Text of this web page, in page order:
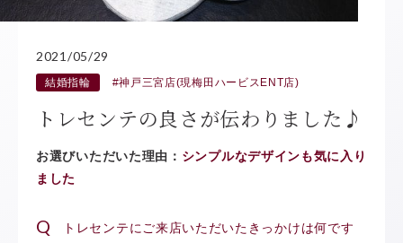
2021/05/29
結婚指輪 #神戸三宮店(現梅田ハービスENT店)
トレセンテの良さが伝わりました♪
お選びいただいた理由： シンプルなデザインも気に入り
ました
トレセンテにご来店いただいたきっかけは何です